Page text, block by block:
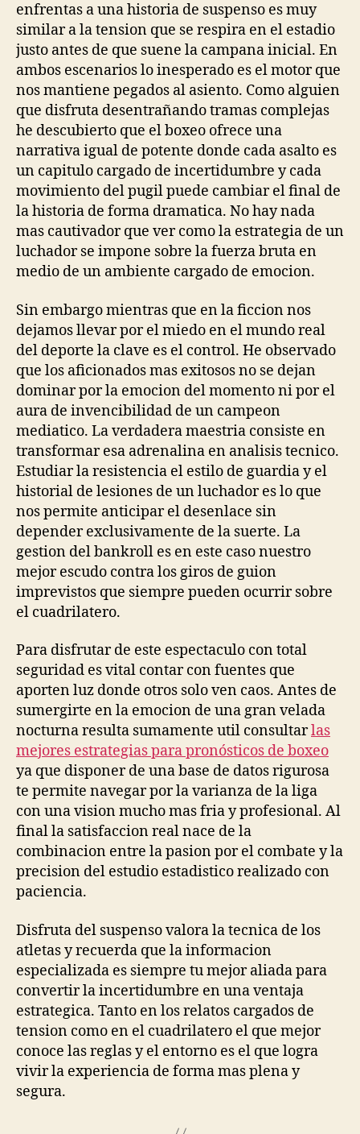
enfrentas a una historia de suspenso es muy
similar a la tension que se respira en el estadio
justo antes de que suene la campana inicial. En
ambos escenarios lo inesperado es el motor que
nos mantiene pegados al asiento. Como alguien
que disfruta desentrañando tramas complejas
he descubierto que el boxeo ofrece una
narrativa igual de potente donde cada asalto es
un capitulo cargado de incertidumbre y cada
movimiento del pugil puede cambiar el final de
la historia de forma dramatica. No hay nada
mas cautivador que ver como la estrategia de un
luchador se impone sobre la fuerza bruta en
medio de un ambiente cargado de emocion.
Sin embargo mientras que en la ficcion nos
dejamos llevar por el miedo en el mundo real
del deporte la clave es el control. He observado
que los aficionados mas exitosos no se dejan
dominar por la emocion del momento ni por el
aura de invencibilidad de un campeon
mediatico. La verdadera maestria consiste en
transformar esa adrenalina en analisis tecnico.
Estudiar la resistencia el estilo de guardia y el
historial de lesiones de un luchador es lo que
nos permite anticipar el desenlace sin
depender exclusivamente de la suerte. La
gestion del bankroll es en este caso nuestro
mejor escudo contra los giros de guion
imprevistos que siempre pueden ocurrir sobre
el cuadrilatero.
Para disfrutar de este espectaculo con total
seguridad es vital contar con fuentes que
aporten luz donde otros solo ven caos. Antes de
sumergirte en la emocion de una gran velada
nocturna resulta sumamente util consultarlas
mejores estrategias para pronósticos de boxeo
ya que disponer de una base de datos rigurosa
te permite navegar por la varianza de la liga
con una vision mucho mas fria y profesional. Al
final la satisfaccion real nace de la
combinacion entre la pasion por el combate y la
precision del estudio estadistico realizado con
paciencia.
Disfruta del suspenso valora la tecnica de los
atletas y recuerda que la informacion
especializada es siempre tu mejor aliada para
convertir la incertidumbre en una ventaja
estrategica. Tanto en los relatos cargados de
tension como en el cuadrilatero el que mejor
conoce las reglas y el entorno es el que logra
vivir la experiencia de forma mas plena y
segura.